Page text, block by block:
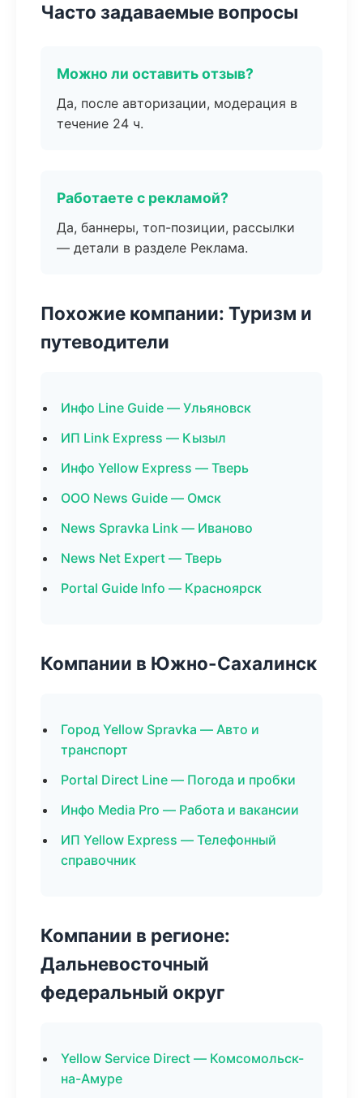
Часто задаваемые вопросы
Можно ли оставить отзыв?
Да, после авторизации, модерация в
течение 24 ч.
Работаете с рекламой?
Да, баннеры, топ-позиции, рассылки
— детали в разделе Реклама.
Похожие компании: Туризм и
путеводители
Инфо Line Guide — Ульяновск
ИП Link Express — Кызыл
Инфо Yellow Express — Тверь
ООО News Guide — Омск
News Spravka Link — Иваново
News Net Expert — Тверь
Portal Guide Info — Красноярск
Компании в Южно-Сахалинск
Город Yellow Spravka — Авто и
транспорт
Portal Direct Line — Погода и пробки
Инфо Media Pro — Работа и вакансии
ИП Yellow Express — Телефонный
справочник
Компании в регионе:
Дальневосточный
федеральный округ
Yellow Service Direct — Комсомольск-
на-Амуре